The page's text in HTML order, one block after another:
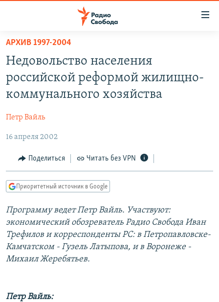
упрощенного
доступа
основному
Вернутся
навигации
Вернутся
поиску
ПОДКАСТЫ
АВТОРСКИЕ ПРОЕКТЫ
МНЕНИЯ
КУЛЬТУРА
IDEL.РЕАЛИИ
СЕВЕР.РЕАЛИИ
СИБИРЬ.РЕАЛИИ
РАСПИСАНИЕ ВЕЩАНИЯ
ПОДПИШИТЕСЬ НА РАССЫЛКУ
АРХИВ 1997-2004
Недовольство населения
российской реформой жилищно-
коммунального хозяйства
Петр Вайль
16 апреля 2002
Поделиться Читать без VPN
Приоритетный источник в Google
Программу ведет Петр Вайль. Участвуют:
экономический обозреватель Радио Свобода Иван
Трефилов и корреспонденты РС: в Петропавловске-
Камчатском - Гузель Латыпова, и в Воронеже -
Михаил Жеребятьев.
Петр Вайль: